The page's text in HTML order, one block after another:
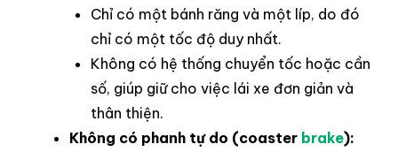
Chỉ có một bánh răng và một líp, do đó
chỉ có một tốc độ duy nhất.
Không có hệ thống chuyển tốc hoặc cần
số, giúp giữ cho việc lái xe đơn giản và
thân thiện.
Không có phanh tự do (coaster brake):